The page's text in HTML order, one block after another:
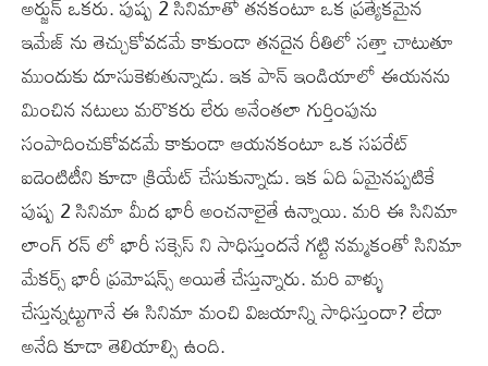
ఇమేజ్ ను తెచ్చుకోవడమే కాకుండా తనదైన రీతిలో సత్తా చాటుతూ
ముందుకు దూసుకెళుతున్నాడు. ఇక పాన్ ఇండియాలో ఈయనను
మించిన నటులు మరొకరు లేరు అనేంతలా గుర్తింపును
సంపాదించుకోవడమే కాకుండా ఆయనకంటూ ఒక సపరేట్
ఐడెంటిటీని కూడా క్రియేట్ చేసుకున్నాడు. ఇక ఏది ఏమైనప్పటికే
పుష్ప 2 సినిమా మీద భారీ అంచనాలైతే ఉన్నాయి. మరి ఈ సినిమా
లాంగ్ రన్ లో భారీ సక్సెస్ ని సాధిస్తుందనే గట్టి నమ్మకంతో సినిమా
మేకర్స్ భారీ ప్రమోషన్స్ అయితే చేస్తున్నారు. మరి వాళ్ళు
చేస్తున్నట్టుగానే ఈ సినిమా మంచి విజయాన్ని సాధిస్తుందా? లేదా
అనేది కూడా తెలియాల్సి ఉంది.